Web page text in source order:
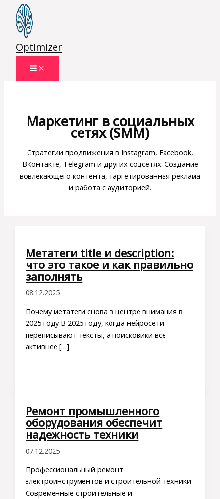
Перейти
содержимому
Optimizer
Маркетинг в социальных
сетях (SMM)
Стратегии продвижения в Instagram, Facebook,
ВКонтакте, Telegram и других соцсетях. Создание
вовлекающего контента, таргетированная реклама
и работа с аудиторией.
Метатеги title и description:
что это такое и как правильно
заполнять
08.12.2025
Почему метатеги снова в центре внимания в
2025 году В 2025 году, когда нейросети
переписывают тексты, а поисковики всё
активнее […]
Ремонт промышленного
оборудования обеспечит
надежность техники
07.12.2025
Профессиональный ремонт
электроинструментов и строительной техники
Современные строительные и